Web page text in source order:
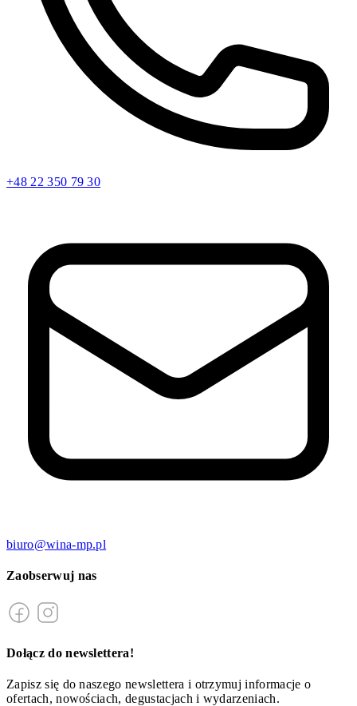
+48 22 350 79 30
biuro@wina-mp.pl
Zaobserwuj nas
Dołącz do newslettera!
Zapisz się do naszego newslettera i otrzymuj informacje o
ofertach, nowościach, degustacjach i wydarzeniach.